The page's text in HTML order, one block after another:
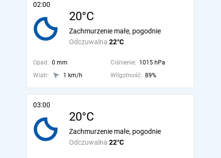
02:00
20°C
Odczuwalna 22°C
Zachmurzenie małe, pogodnie
Opad: 0 mm Ciśnienie: 1015 hPa
Wiatr:
1 km/h Wilgotność: 89%
03:00
20°C
Odczuwalna 22°C
Zachmurzenie małe, pogodnie